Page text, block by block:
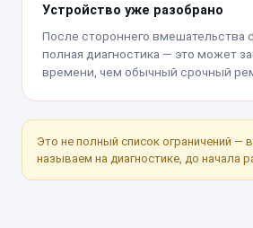
Устройство уже разобрано
После стороннего вмешательства
полная диагностика — это может
времени, чем обычный срочный
Это не полный список ограничений —
называем на диагностике, до начала